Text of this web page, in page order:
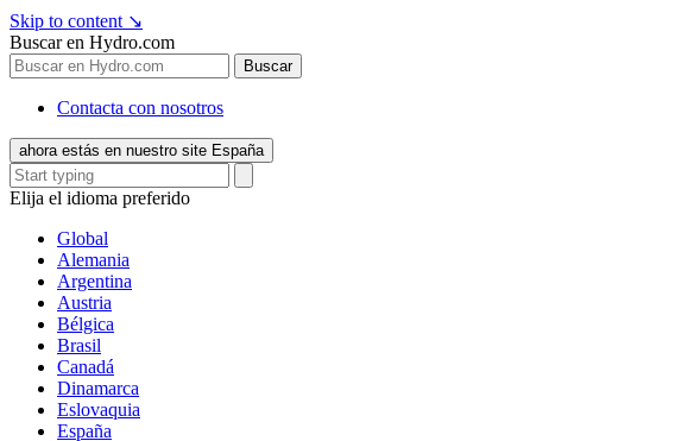
Skip to content ↘
Buscar en Hydro.com
Buscar
Contacta con nosotros
ahora estás en nuestro site España
Elija el idioma preferido
Global
Alemania
Argentina
Austria
Bélgica
Brasil
Canadá
Dinamarca
Eslovaquia
España